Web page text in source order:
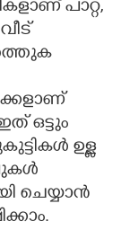
പാറ്റ,
ഒട്ടും
ഉള്ള
ചെയ്യാൻ